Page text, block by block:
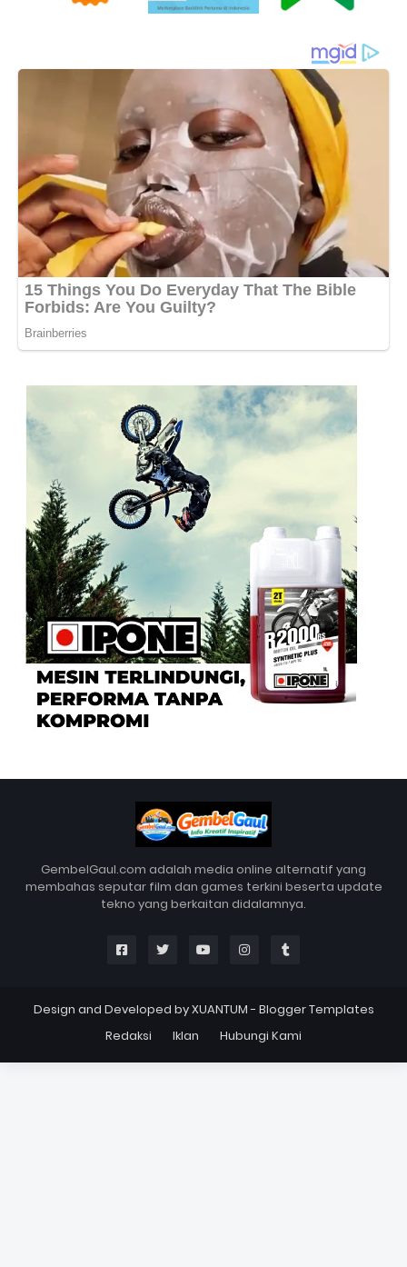
GembelGaul.com adalah media online alternatif yang
membahas seputar film dan games terkini beserta update
tekno yang berkaitan didalamnya.
Design and Developed byXUANTUM- Blogger Templates
Redaksi
Iklan Hubungi Kami